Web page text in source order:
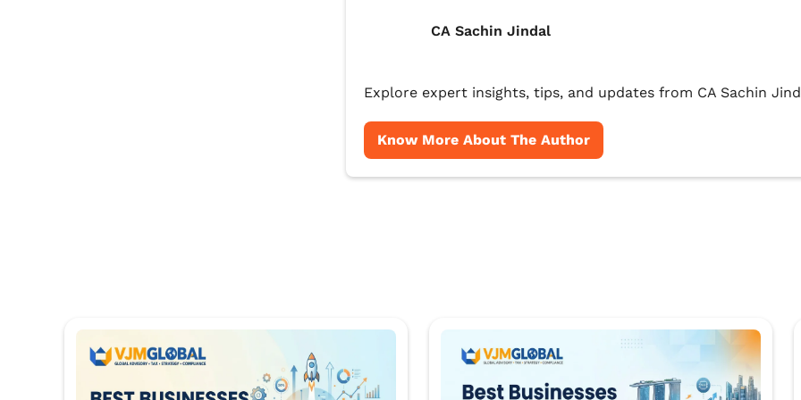
CA Sachin Jindal
Explore expert insights, tips, and updates from CA Sachin
Know More About The Author